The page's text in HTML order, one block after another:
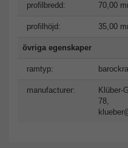
profilbredd: 70,00
profilhöjd: 35,00
övriga egenskaper
ramtyp:
manufacturer:
Klüber-
78,